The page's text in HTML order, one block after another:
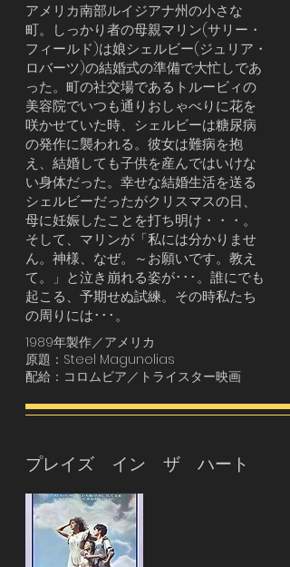
アメリカ南部ルイジアナ州の小さな
町。しっかり者の母親マリン(サリー・
フィールド)は娘シェルビー(ジュリア・
ロバーツ)の結婚式の準備で大忙しであ
った。町の社交場であるトルービィの
美容院でいつも通りおしゃべりに花を
咲かせていた時、シェルビーは糖尿病
の発作に襲われる。彼女は難病を抱
え、結婚しても子供を産んではいけな
い身体だった。幸せな結婚生活を送る
シェルビーだったがクリスマスの日、
母に妊娠したことを打ち明け・・・。
そして、マリンが「私には分かりませ
ん。神様、なぜ。～お願いです。教え
て。」と泣き崩れる姿が･･･。誰にでも
起こる、予期せぬ試練。その時私たち
の周りには･･･。
1989年製作／アメリカ
原題：Steel Magunolias
配給：コロムビア／トライスター映画
プレイズ イン ザ ハート